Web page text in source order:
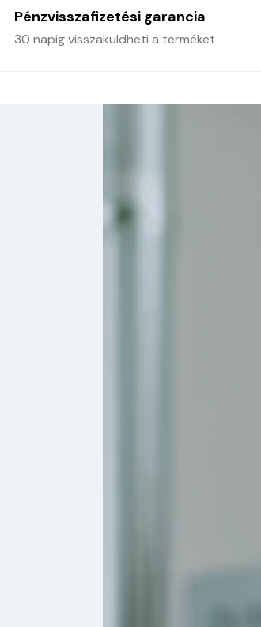
Pénzvisszafizetési garancia
30 napig visszaküldheti a terméket